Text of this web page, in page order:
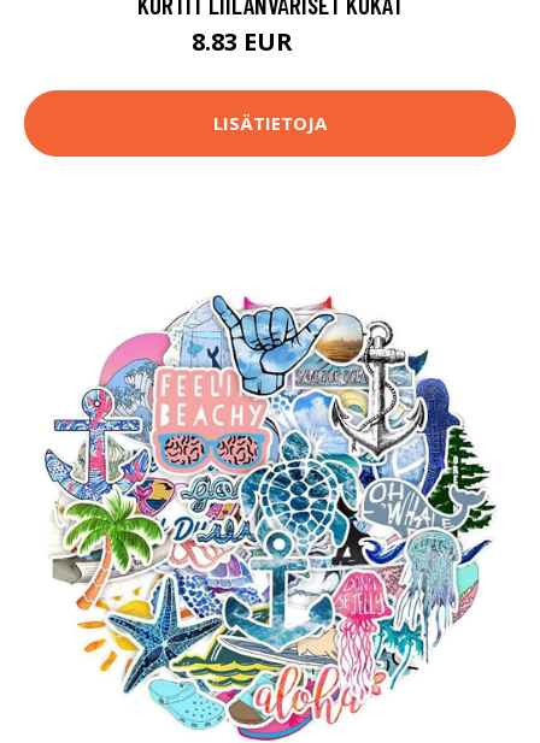
8.83 EUR
LISÄTIETOJA